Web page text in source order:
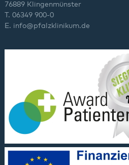
76889 Klingenmünster
T. 06349 900-0
E. info@pfalzklinikum.de